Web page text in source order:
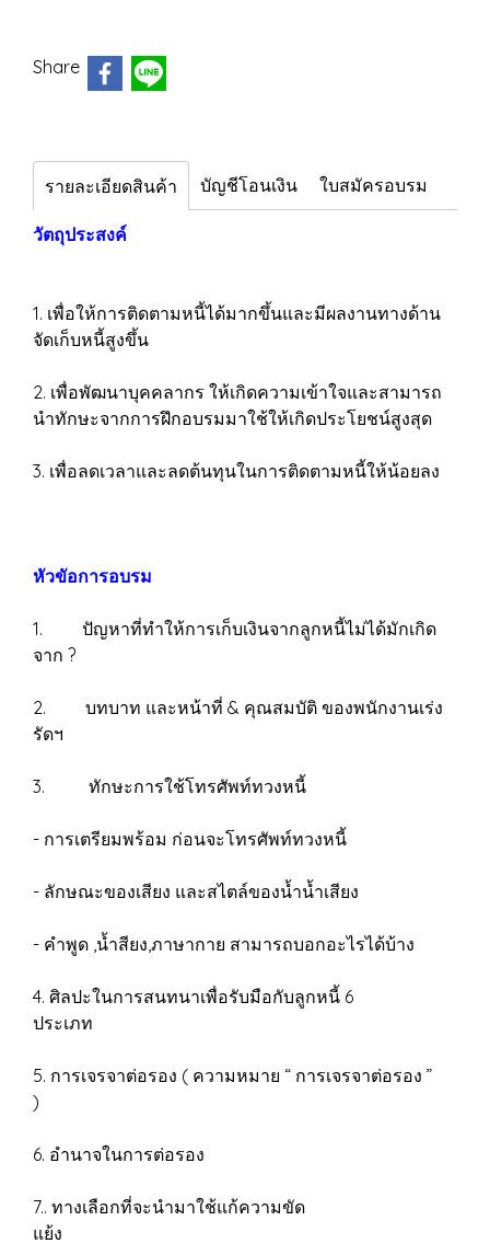
Share
รายละเอียดสินค้า บัญชีโอนเงิน ใบสมัครอบรม
วัตถุประสงค์
1. เพื่อให้การติดตามหนี้ได้มากขึ้นและมีผลงานทางด้าน
จัดเก็บหนี้สูงขึ้น
2. เพื่อพัฒนาบุคคลากร ให้เกิดความเข้าใจและสามารถ
นำทักษะจากการฝึกอบรมมาใช้ให้เกิดประโยชน์สูงสุด
3. เพื่อลดเวลาและลดต้นทุนในการติดตามหนี้ให้น้อยลง
หัวขัอการอบรม
1. ปัญหาที่ทำให้การเก็บเงินจากลูกหนี้ไม่ได้มักเกิด
จาก ?
2. บทบาท และหน้าที่ & คุณสมบัติ ของพนักงานเร่ง
รัดฯ
3. ทักษะการใช้โทรศัพท์ทวงหนี้
- การเตรียมพร้อม ก่อนจะโทรศัพท์ทวงหนี้
- ลักษณะของเสียง และสไตล์ของน้ำน้ำเสียง
- คำพูด ,น้ำสียง,ภาษากาย สามารถบอกอะไรได้บ้าง
4. ศิลปะในการสนทนาเพื่อรับมือกับลูกหนี้ 6
ประเภท
5. การเจรจาต่อรอง ( ความหมาย “ การเจรจาต่อรอง ”
)
6. อำนาจในการต่อรอง
7.. ทางเลือกที่จะนำมาใช้แก้ความขัด
แย้ง